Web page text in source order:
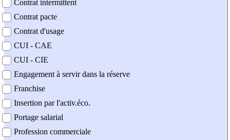
Contrat intermittent
Contrat pacte
Contrat d'usage
CUI - CAE
CUI - CIE
Engagement à servir dans la réserve
Franchise
Insertion par l'activ.éco.
Portage salarial
Profession commerciale